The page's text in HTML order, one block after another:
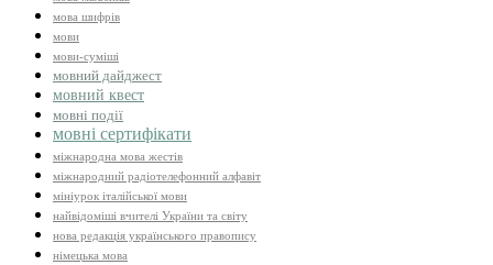
мова шифрів
мови
мови-суміші
мовний дайджест
мовний квест
мовні події
мовні сертифікати
міжнародна мова жестів
міжнародний радіотелефонний алфавіт
мініурок італійської мови
найвідоміші вчителі України та світу
нова редакція українського правопису
німецька мова